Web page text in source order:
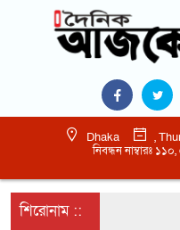
Dhaka
,
নিবন্ধন নাম্বারঃ
শিরোনাম ::